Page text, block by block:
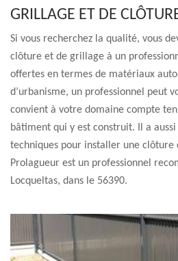
GRILLAGE ET DE
Si vous recherchez la qualité, vous
clôture et de grillage à un
offertes en termes de matériaux
d’urbanisme, un professionnel peut
convient à votre domaine compte
bâtiment qui y est construit. Il a
techniques pour installer une clôture
Prolagueur est un professionnel
Locqueltas, dans le 56390.